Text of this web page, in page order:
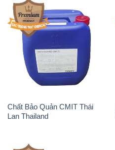
Chất Bảo Quản CMIT Thái
Lan Thailand